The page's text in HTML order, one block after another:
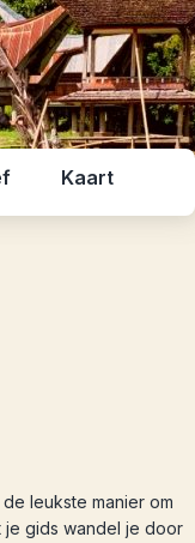
Kaart
leukste manier om
je gids wandel je door